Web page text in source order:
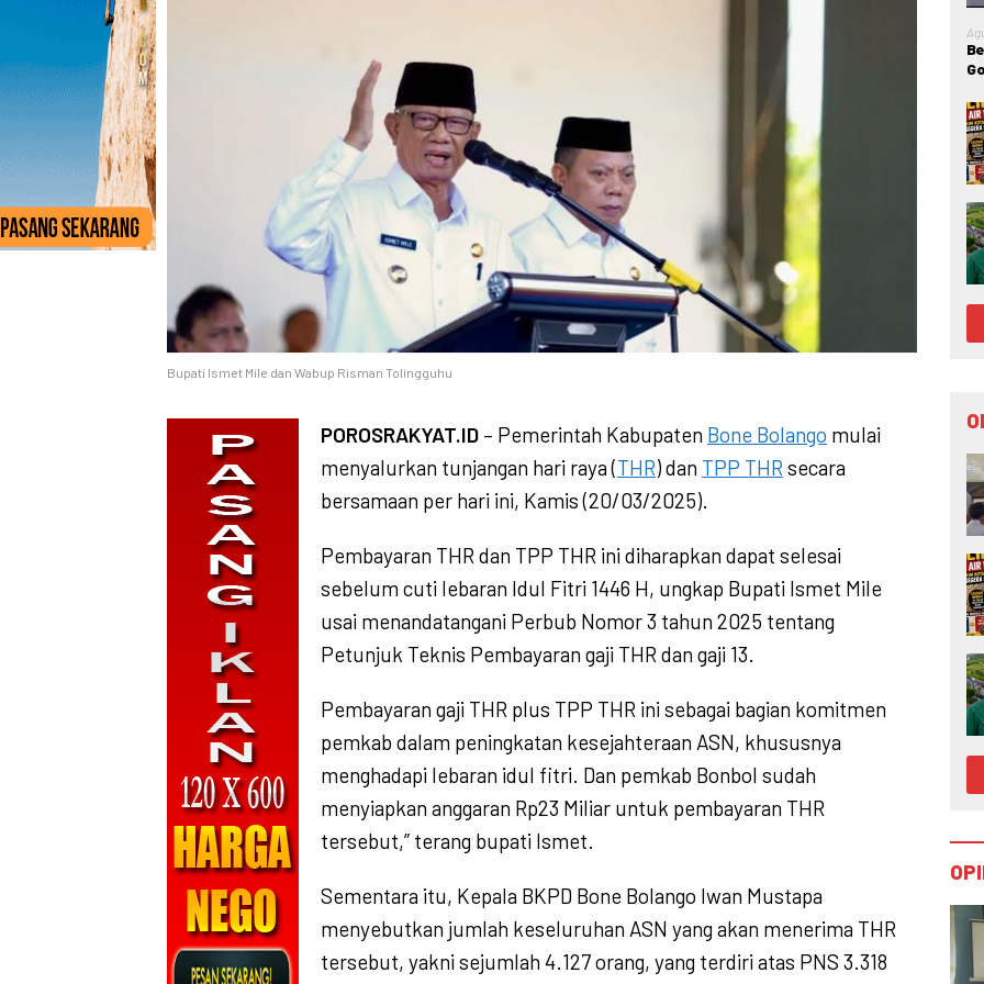
Bupati Ismet Mile dan Wabup Risman Tolingguhu
POROSRAKYAT.ID – Pemerintah Kabupaten Bone Bolango mulai
menyalurkan tunjangan hari raya (THR) dan TPP THR secara
bersamaan per hari ini, Kamis (20/03/2025).
Pembayaran THR dan TPP THR ini diharapkan dapat selesai
sebelum cuti lebaran Idul Fitri 1446 H, ungkap Bupati Ismet Mile
usai menandatangani Perbub Nomor 3 tahun 2025 tentang
Petunjuk Teknis Pembayaran gaji THR dan gaji 13.
Pembayaran gaji THR plus TPP THR ini sebagai bagian komitmen
pemkab dalam peningkatan kesejahteraan ASN, khususnya
menghadapi lebaran idul fitri. Dan pemkab Bonbol sudah
menyiapkan anggaran Rp23 Miliar untuk pembayaran THR
tersebut,” terang bupati Ismet.
Sementara itu, Kepala BKPD Bone Bolango Iwan Mustapa
menyebutkan jumlah keseluruhan ASN yang akan menerima THR
tersebut, yakni sejumlah 4.127 orang, yang terdiri atas PNS 3.318